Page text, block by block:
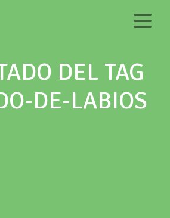
DEL TAG
DE-LABIOS